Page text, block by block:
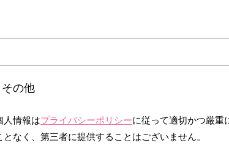
その他
人情報はプライバシーポリシーに従って適切かつ厳重
なく、第三者に提供することはございません。